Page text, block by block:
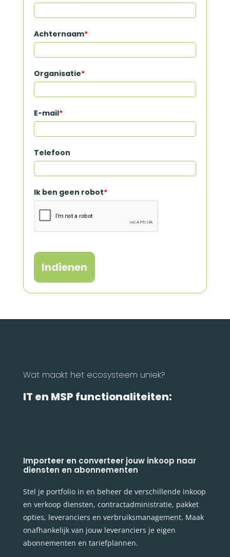
Achternaam*
Organisatie*
E-mail*
Telefoon
Ik ben geen robot*
Indienen
Wat maakt het ecosysteem uniek?
IT en MSP functionaliteiten:
Importeer en converteer jouw inkoop naar
diensten en abonnementen
Stel je portfolio in en beheer de verschillende inkoop
en verkoop diensten, contractadministratie, pakket
opties, leveranciers en verbruiksmanagement. Maak
onafhankelijk van jouw leveranciers je eigen
abonnementen en tariefplannen.